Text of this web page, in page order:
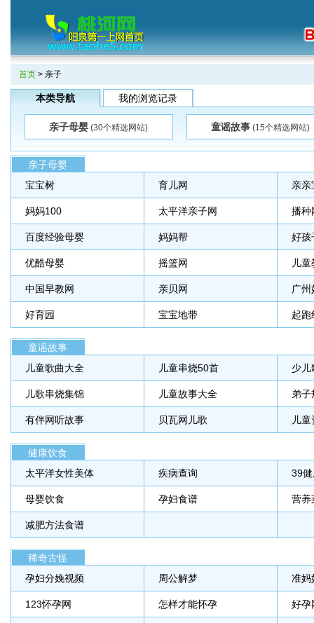
首页 > 亲子
本类导航 我的浏览记录
亲子母婴 (30个精选网站) 童谣故事 (15个精选网站)
亲子母婴
宝宝树
育儿网 亲亲
妈妈100 太平洋亲子网 播种
百度经验母婴 妈妈帮 好孩
优酷母婴 摇篮网 儿
中国早教网 亲贝网 广
好育园 宝宝地带 起跑
童谣故事
儿童歌曲大全
儿童串烧50首 少儿
儿歌串烧集锦 儿童故事大全 弟子
有伴网听故事 贝瓦网儿歌 儿
健康饮食
太平洋女性美体
疾病查询 39
母婴饮食 孕妇食谱 营养
减肥方法食谱
稀奇古怪
孕妇分娩视频
周公解梦 准妈
123怀孕网 怎样才能怀孕 好孕